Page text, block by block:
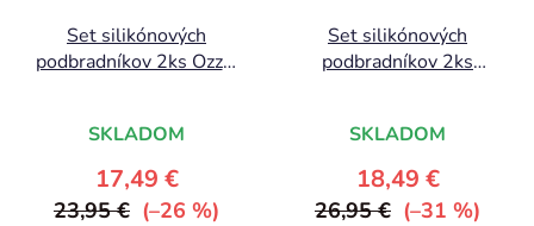
Set silikónových
podbradníkov 2ks Ozzo,
SKLADOM
17,49 €
23,95 € (–26 %)
Set silikónových
podbradníkov 2ks
SKLADOM
18,49 €
26,95 € (–31 %)